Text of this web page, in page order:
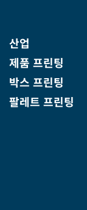
산업
제품 프린팅
박스 프린팅
팔레트 프린팅